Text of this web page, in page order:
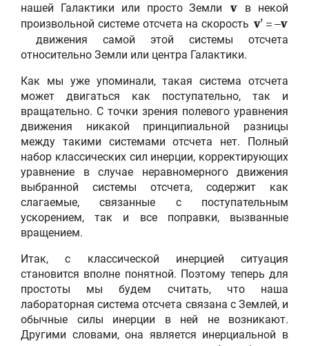
нашей Галактики или просто Земли
v
в некой
произвольной системе отсчета на скорость v' = –v
движения самой этой системы отсчета
относительно Земли или центра Галактики.
Как мы уже упоминали, такая система отсчета
может двигаться как поступательно, так и
вращательно. С точки зрения полевого уравнения
движения никакой принципиальной разницы
между такими системами отсчета нет. Полный
набор классических сил инерции, корректирующих
уравнение в случае неравномерного движения
выбранной системы отсчета, содержит как
слагаемые, связанные с поступательным
ускорением, так и все поправки, вызванные
вращением.
Итак, с классической инерцией ситуация
становится вполне понятной. Поэтому теперь для
простоты мы будем считать, что наша
лабораторная система отсчета связана с Землей, и
обычные силы инерции в ней не возникают.
Другими словами, она является инерциальной в